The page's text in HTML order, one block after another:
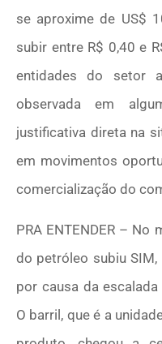
se aproxime de US$
subir entre R$ 0,40 e
entidades do setor
observada em
justificativa direta na
em movimentos
comercialização do
PRA ENTENDER – No
do petróleo subiu
por causa da
O barril, que é a